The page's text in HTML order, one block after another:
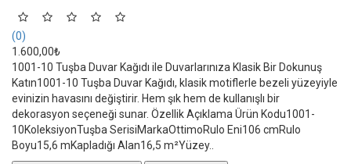
(0)
1.600,00₺
1001-10 Tuşba Duvar Kağıdı ile Duvarlarınıza Klasik Bir Dokunuş
Katın1001-10 Tuşba Duvar Kağıdı, klasik motiflerle bezeli yüzeyiyle
evinizin havasını değiştirir. Hem şık hem de kullanışlı bir
dekorasyon seçeneği sunar. Özellik Açıklama Ürün Kodu1001-
10KoleksiyonTuşba SerisiMarkaOttimoRulo Eni106 cmRulo
Boyu15,6 mKapladığı Alan16,5 m²Yüzey..